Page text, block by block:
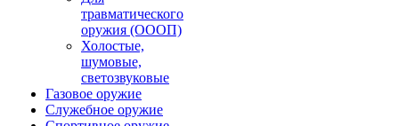
травматического
оружия (ОООП)
Холостые,
шумовые,
светозвуковые
Газовое оружие
Служебное оружие